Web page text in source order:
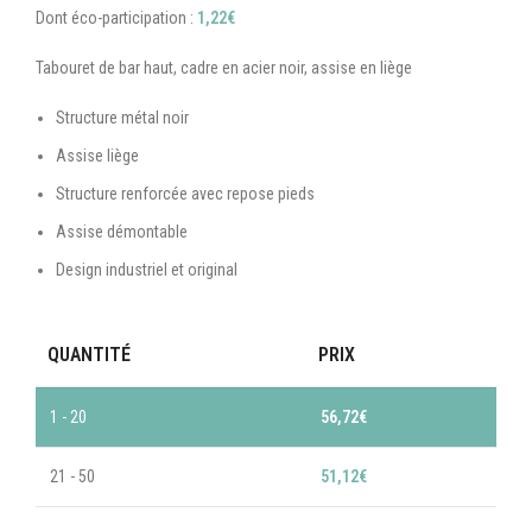
Dont éco-participation : 1,22€
Tabouret de bar haut, cadre en acier noir, assise en liège
Structure métal noir
Assise liège
Structure renforcée avec repose pieds
Assise démontable
Design industriel et original
QUANTITÉ PRIX
1 - 20 56,72€
21 - 50 51,12€